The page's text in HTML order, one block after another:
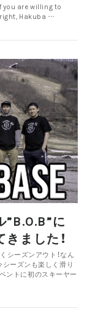
you are willing to
Hakuba …
に
ました！
シーズンアウト！なん
ーズンも楽しく滑り
ントに初のスキーヤー